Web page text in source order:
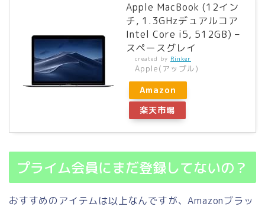
Apple MacBook (12イン
チ, 1.3GHzデュアルコア
Intel Core i5, 512GB) –
スペースグレイ
created by Rinker
Apple(アップル)
Amazon
楽天市場
プライム会員にまだ登録してないの？
おすすめのアイテムは以上なんですが、Amazonブラッ